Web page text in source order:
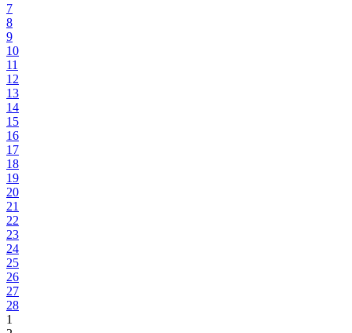
7
8
9
10
11
12
13
14
15
16
17
18
19
20
21
22
23
24
25
26
27
28
1